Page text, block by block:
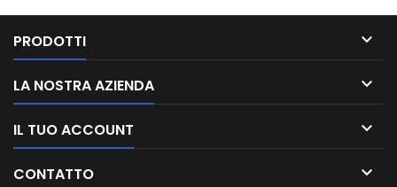
PRODOTTI 
LA NOSTRA AZIENDA 
IL TUO ACCOUNT 
CONTATTO 